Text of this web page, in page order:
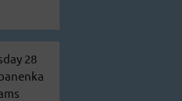
28